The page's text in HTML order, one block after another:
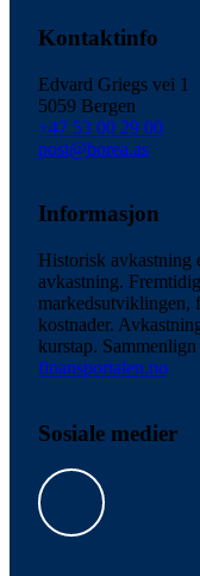
Kontaktinfo
Edvard Griegs vei 1
5059 Bergen
+47 53 00 29 00
post@borea.as
Informasjon
Historisk avkastning
avkastning.
markedsutviklingen,
kostnader.
kurstap.
finansportalen.no
Sosiale medier